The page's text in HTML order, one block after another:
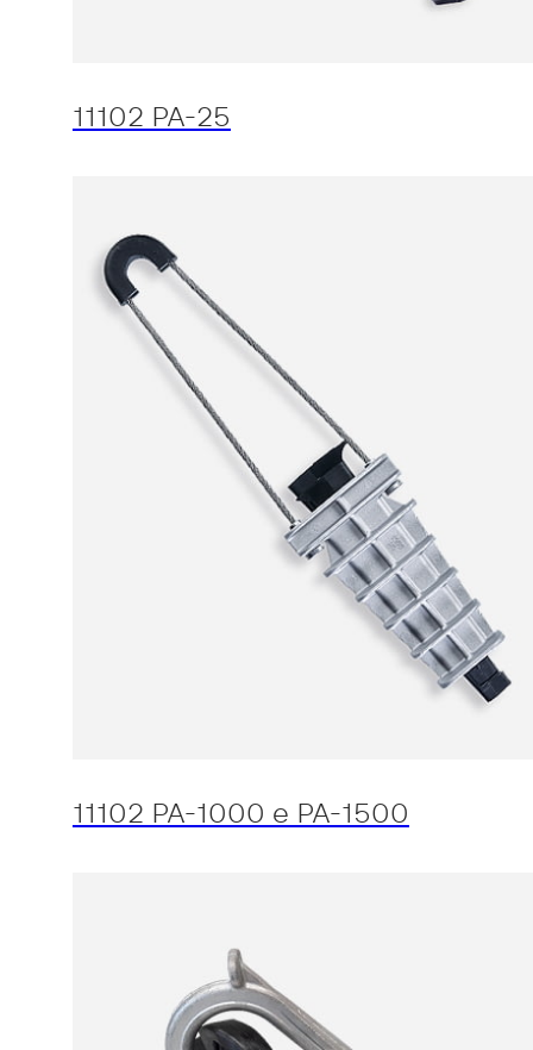
11102 PA-25
11102 PA-1000 e PA-1500